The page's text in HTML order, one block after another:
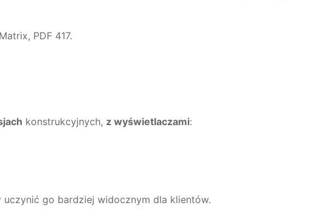
PDF 417.
konstrukcyjnych, z wyświetlaczami:
uczynić go bardziej widocznym dla klientów.